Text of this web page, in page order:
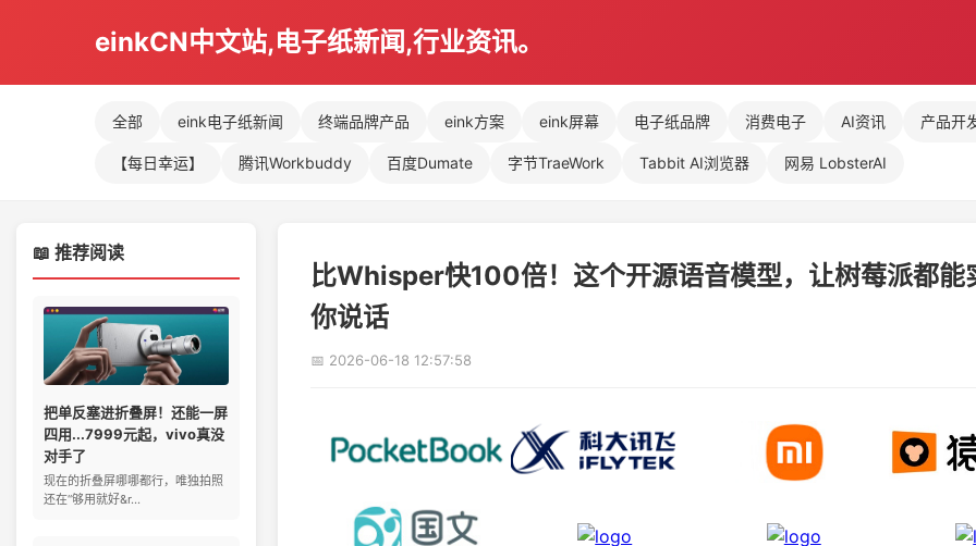
einkCN中文站,电子纸新闻,行业资讯。
全部 eink电子纸新闻 终端品牌产品 eink方案 eink屏幕 电子纸品牌 消费电子 AI资讯 产品开
【每日幸运】 腾讯Workbuddy 百度Dumate 字节TraeWork Tabbit AI浏览器 网易 LobsterAI
📖 推荐阅读
把单反塞进折叠屏！还能一屏
四用...7999元起，vivo真没
对手了
现在的折叠屏哪哪都行，唯独拍照
还在“够用就好&r...
比Whisper快100倍！这个开源语音模型，让树莓派都能
你说话
📅 2026-06-18 12:57:58